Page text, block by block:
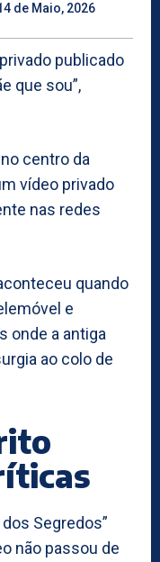
de Maio, 2026
publicado
que sou”,
centro da
vídeo privado
nas redes
quando
e
onde a antiga
ao colo de
Segredos”
não passou de